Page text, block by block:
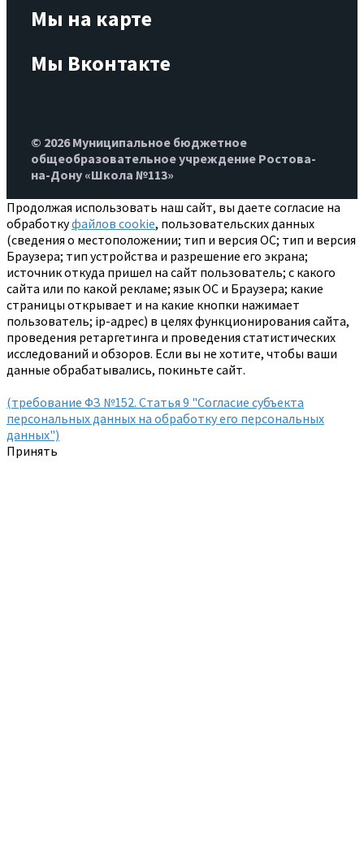
Мы на карте
Мы Вконтакте
© 2026 Муниципальное бюджетное
общеобразовательное учреждение Ростова-
на-Дону «Школа №113»
Продолжая использовать наш сайт, вы даете согласие на
обработкуфайлов cookie, пользовательских данных
(сведения о местоположении; тип и версия ОС; тип и версия
Браузера; тип устройства и разрешение его экрана;
источник откуда пришел на сайт пользователь; с какого
сайта или по какой рекламе; язык ОС и Браузера; какие
страницы открывает и на какие кнопки нажимает
пользователь; ip-адрес) в целях функционирования сайта,
проведения ретаргетинга и проведения статистических
исследований и обзоров. Если вы не хотите, чтобы ваши
данные обрабатывались, покиньте сайт.
(требование ФЗ №152. Статья 9 "Согласие субъекта
персональных данных на обработку его персональных
данных")
Принять